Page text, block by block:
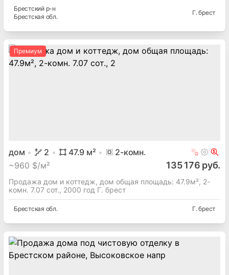
Брестский р-н
Брестская обл.
Г. брест
Премиум
дом 2 47.9 м² 2-комн.
~960 $/м² 135 176 руб.
Продажа дом и коттедж, дом общая площадь: 47.9м², 2-
комн. 7.07 сот., 2000 год Г. брест
Брестская обл. Г. брест